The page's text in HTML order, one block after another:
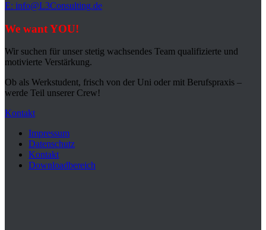
E: info@L3Consulting.de
We want YOU!
Wir suchen für unser stetig wachsendes Team qualifizierte und
motivierte Verstärkung.
Ob als Werkstudent, frisch von der Uni oder mit Berufspraxis –
werde Teil unserer Crew!
Kontakt
Impressum
Datenschutz
Kontakt
Downloadbereich